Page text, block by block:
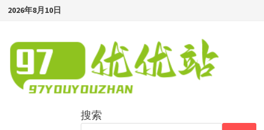
Skip
content
2026年8月10日
搜索